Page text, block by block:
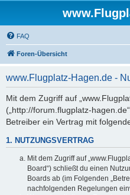
FAQ
Foren-Übersicht
www.Flugplatz-Hagen.de -
Mit dem Zugriff auf
(„http://forum.flugplatz-
Betreiber ein Vertrag mit
1. NUTZUNGSVERTRAG
Mit dem Zugriff auf
Board“) schließt du einen
Boards ab (im Folgenden
nachfolgenden Regelungen